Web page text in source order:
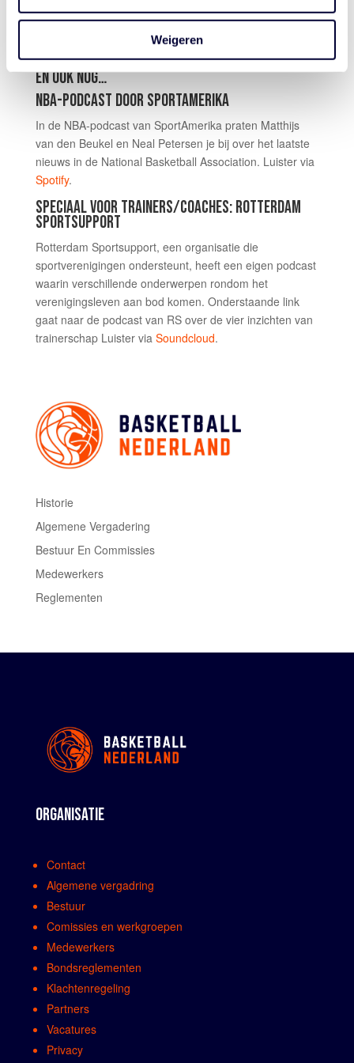
Weigeren
ergens aandacht aan te besteden. Clubs, spelers,
coaches en organisaties als de DBL en de NBB hebben
echt meegeholpen om dit mogelijk te maken."
EN OOK NOG…
NBA-PODCAST DOOR SPORTAMERIKA
In de NBA-podcast van SportAmerika praten Matthijs
van den Beukel en Neal Petersen je bij over het laatste
nieuws in de National Basketball Association. Luister via
Spotify.
SPECIAAL VOOR TRAINERS/COACHES: ROTTERDAM
SPORTSUPPORT
Rotterdam Sportsupport, een organisatie die
sportverenigingen ondersteunt, heeft een eigen podcast
waarin verschillende onderwerpen rondom het
verenigingsleven aan bod komen. Onderstaande link
gaat naar de podcast van RS over de vier inzichten van
trainerschap Luister via Soundcloud.
Historie
Algemene Vergadering
Bestuur En Commissies
Medewerkers
Reglementen
ORGANISATIE
Contact
Algemene vergadring
Bestuur
Comissies en werkgroepen
Medewerkers
Bondsreglementen
Klachtenregeling
Partners
Vacatures
Privacy